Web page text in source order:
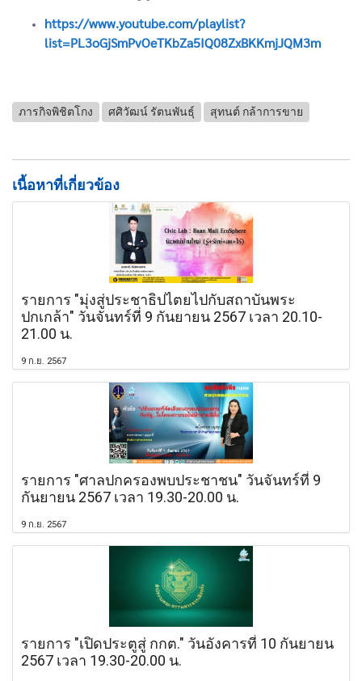
https://www.youtube.com/playlist?
list=PL3oGjSmPvOeTKbZa5IQ08ZxBKKmjJQM3m
ภารกิจพิชิตโกง ศศิวัฒน์ รัตนพันธุ์ สุทนต์ กล้าการขาย
เนื้อหาที่เกี่ยวข้อง
รายการ "มุ่งสู่ประชาธิปไตยไปกับสถาบันพระ
ปกเกล้า" วันจันทร์ที่ 9 กันยายน 2567 เวลา 20.10-
21.00 น.
9 ก.ย. 2567
รายการ "ศาลปกครองพบประชาชน" วันจันทร์ที่ 9
กันยายน 2567 เวลา 19.30-20.00 น.
9 ก.ย. 2567
รายการ "เปิดประตูสู่ กกต." วันอังคารที่ 10 กันยายน
2567 เวลา 19.30-20.00 น.